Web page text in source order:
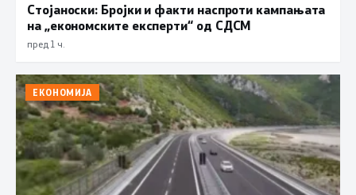
Стојаноски: Бројки и факти наспроти кампањата
на „економските експерти“ од СДСM
пред 1 ч.
ЕКОНОМИЈА